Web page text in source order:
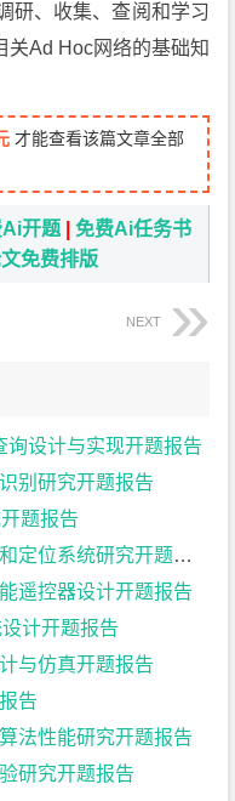
研、收集、查阅和学习
关Ad Hoc网络的基础知
才能查看该篇文章全部
开题 |免费Ai任务书
免费排版
NEXT
设计与实现开题报告
别研究开题报告
题报告
位系统研究开题报告
遥控器设计开题报告
计开题报告
与仿真开题报告
告
法性能研究开题报告
研究开题报告